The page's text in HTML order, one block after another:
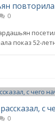
0
показ 52-
с
0